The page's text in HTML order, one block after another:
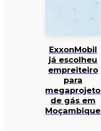
ExxonMobil
já escolheu
empreiteiro
para
megaprojeto
de gás em
Moçambique